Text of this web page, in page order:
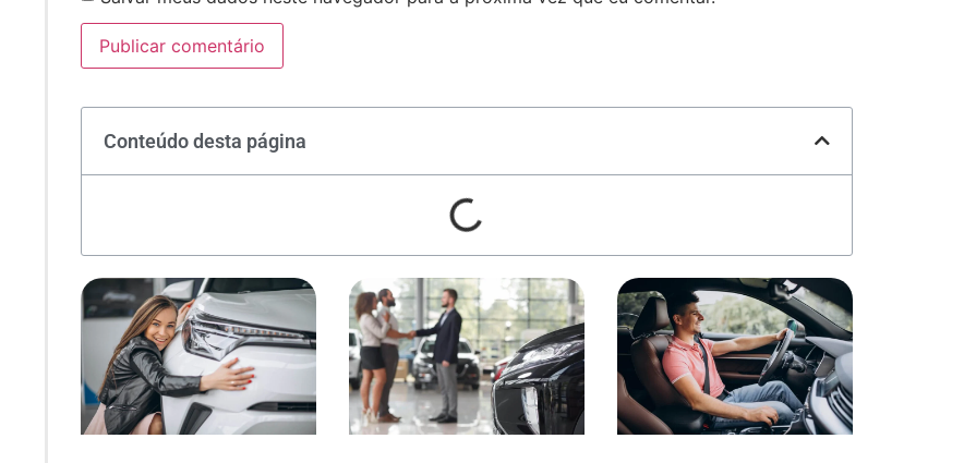
Conteúdo desta página